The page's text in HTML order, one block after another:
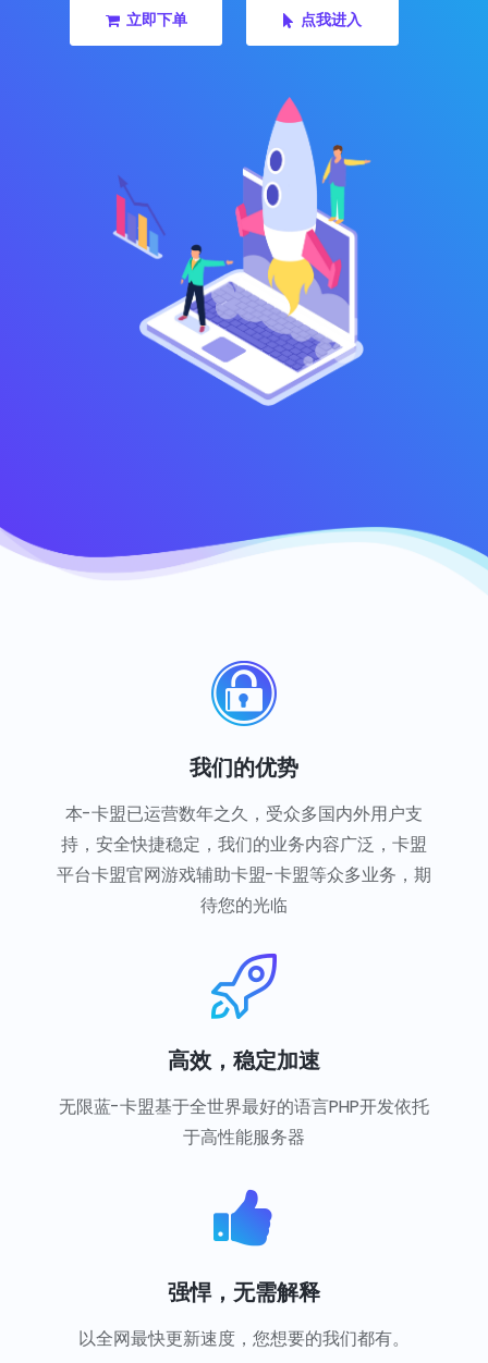
立即下单 点我进入
我们的优势
本-卡盟已运营数年之久，受众多国内外用户支
持，安全快捷稳定，我们的业务内容广泛，卡盟
平台卡盟官网游戏辅助卡盟-卡盟等众多业务，期
待您的光临
高效，稳定加速
无限蓝-卡盟基于全世界最好的语言PHP开发依托
于高性能服务器
强悍，无需解释
以全网最快更新速度，您想要的我们都有。